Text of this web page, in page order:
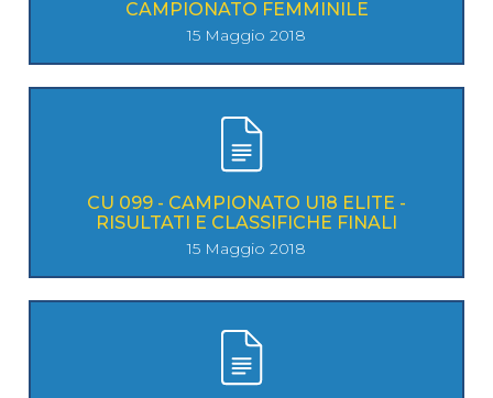
CAMPIONATO FEMMINILE
15 Maggio 2018
CU 099 - CAMPIONATO U18 ELITE -
RISULTATI E CLASSIFICHE FINALI
15 Maggio 2018